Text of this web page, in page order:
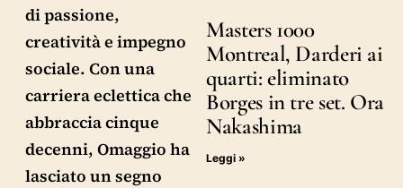
di passione,
creatività e impegno
sociale. Con una
carriera eclettica che
abbraccia cinque
decenni, Omaggio ha
lasciato un segno
Masters 1000
Montreal, Darderi ai
quarti: eliminato
Borges in tre set. Ora
Nakashima
Leggi »